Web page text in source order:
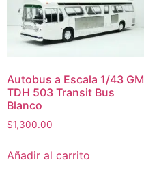
Autobus a Escala 1/43 GM
TDH 503 Transit Bus
Blanco
$1,300.00
Añadir al carrito